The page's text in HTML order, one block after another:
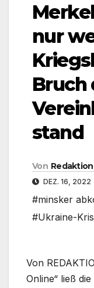
nur
Bruch
stand
Von
DEZ. 16, 2022
#minsker
#Ukraine-
Von
Online“ ließ